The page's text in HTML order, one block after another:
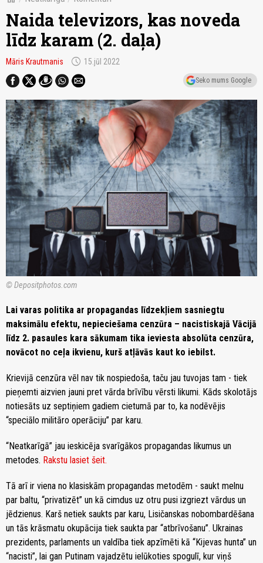
Naida televizors, kas noveda
līdz karam (2. daļa)
Māris Krautmanis schedule 15.jūl 2022
Seko mums Google
© Depositphotos.com
Lai varas politika ar propagandas līdzekļiem sasniegtu
maksimālu efektu, nepieciešama cenzūra – nacistiskajā Vācijā
līdz 2. pasaules kara sākumam tika ieviesta absolūta cenzūra,
novācot no ceļa ikvienu, kurš atļāvās kaut ko iebilst.
Krievijā cenzūra vēl nav tik nospiedoša, taču jau tuvojas tam - tiek
pieņemti aizvien jauni pret vārda brīvību vērsti likumi. Kāds skolotājs
notiesāts uz septiņiem gadiem cietumā par to, ka nodēvējis
“speciālo militāro operāciju” par karu.
“Neatkarīgā” jau ieskicēja svarīgākos propagandas likumus un
metodes. Rakstu lasiet šeit.
Tā arī ir viena no klasiskām propagandas metodēm - saukt melnu
par baltu, “privatizēt” un kā cimdus uz otru pusi izgriezt vārdus un
jēdzienus. Karš netiek saukts par karu, Lisičanskas nobombardēšana
un tās krāsmatu okupācija tiek saukta par “atbrīvošanu”. Ukrainas
prezidents, parlaments un valdība tiek apzīmēti kā “Kijevas hunta” un
“nacisti”, lai gan Putinam vajadzētu ielūkoties spogulī, kur viņš